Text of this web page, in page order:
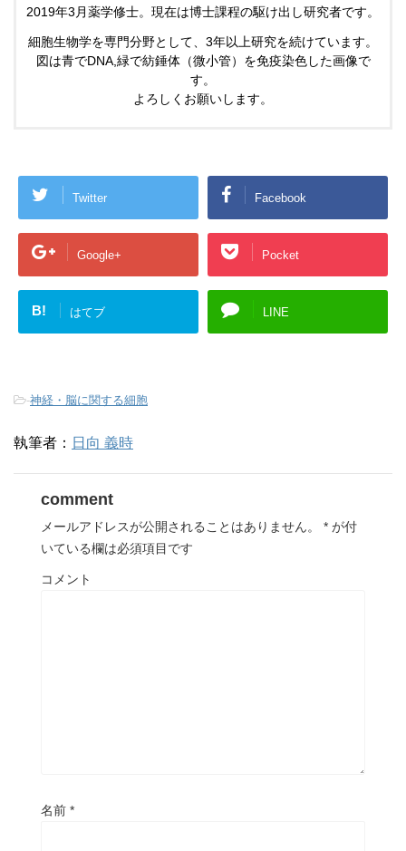
2019年3月薬学修士。現在は博士課程の駆け出し研究者です。
細胞生物学を専門分野として、3年以上研究を続けています。
図は青でDNA,緑で紡錘体（微小管）を免疫染色した画像で
す。
よろしくお願いします。
Twitter Facebook
Google+ Pocket
B! はてブ LINE
-神経・脳に関する細胞
執筆者： 日向 義時
comment
メールアドレスが公開されることはありません。 * が付
いている欄は必須項目です
コメント
名前 *